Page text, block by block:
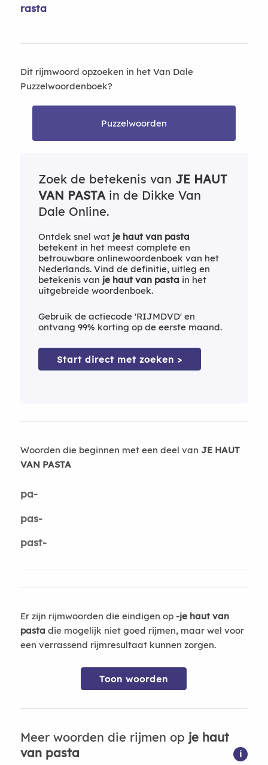
rasta
Dit rijmwoord opzoeken in het Van Dale
Puzzelwoordenboek?
Puzzelwoorden
Zoek de betekenis van JE HAUT
VAN PASTAin de Dikke Van
Dale Online.
Ontdek snel wat je haut van pasta
betekent in het meest complete en
betrouwbare onlinewoordenboek van het
Nederlands. Vind de definitie, uitleg en
betekenis van je haut van pasta in het
uitgebreide woordenboek.
Gebruik de actiecode 'RIJMDVD' en
ontvang 99% korting op de eerste maand.
Start direct met zoeken >
Woorden die beginnen met een deel van JE HAUT
VAN PASTA
pa-
pas-
past-
Er zijn rijmwoorden die eindigen op -je haut van
pasta die mogelijk niet goed rijmen, maar wel voor
een verrassend rijmresultaat kunnen zorgen.
Toon woorden
Meer woorden die rijmen op je haut
van pasta
i